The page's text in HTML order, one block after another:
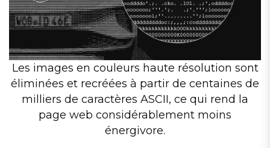
Les images en couleurs haute résolution sont
éliminées et recréées à partir de centaines de
milliers de caractères ASCII, ce qui rend la
page web considérablement moins
énergivore.